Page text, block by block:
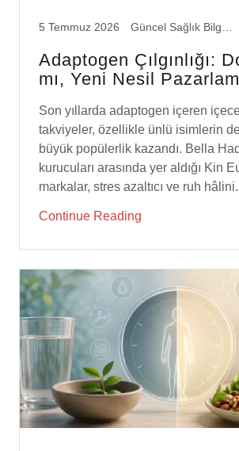
mı, Yeni Nesil
Son yıllarda adaptogen içeren
takviyeler, özellikle ünlü isimlerin
büyük popülerlik kazandı. Bella
kurucuları arasında yer aldığı Kin
markalar, stres azaltıcı ve ruh
Continue Reading